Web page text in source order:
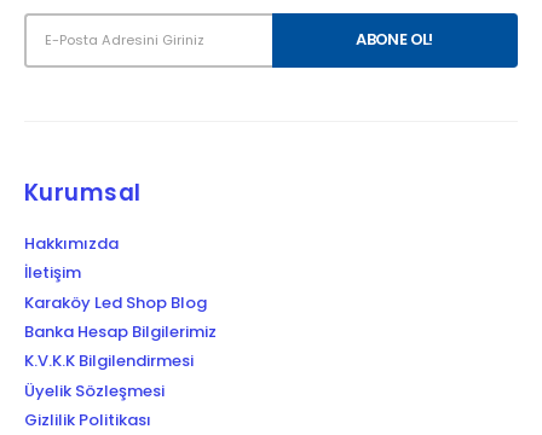
Kurumsal
Hakkımızda
İletişim
Karaköy Led Shop Blog
Banka Hesap Bilgilerimiz
K.V.K.K Bilgilendirmesi
Üyelik Sözleşmesi
Gizlilik Politikası